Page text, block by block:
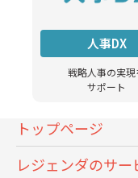
人事DX
戦略人事の実現
サポート
トップページ
レジェンダのサー
見落とし
内定辞退の表面的な
候補者の意思決定プ
解することが、効果
ります。